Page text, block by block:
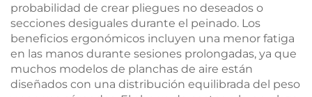
probabilidad de crear pliegues no deseados o
secciones desiguales durante el peinado. Los
beneficios ergonómicos incluyen una menor fatiga
en las manos durante sesiones prolongadas, ya que
muchos modelos de planchas de aire están
diseñados con una distribución equilibrada del peso